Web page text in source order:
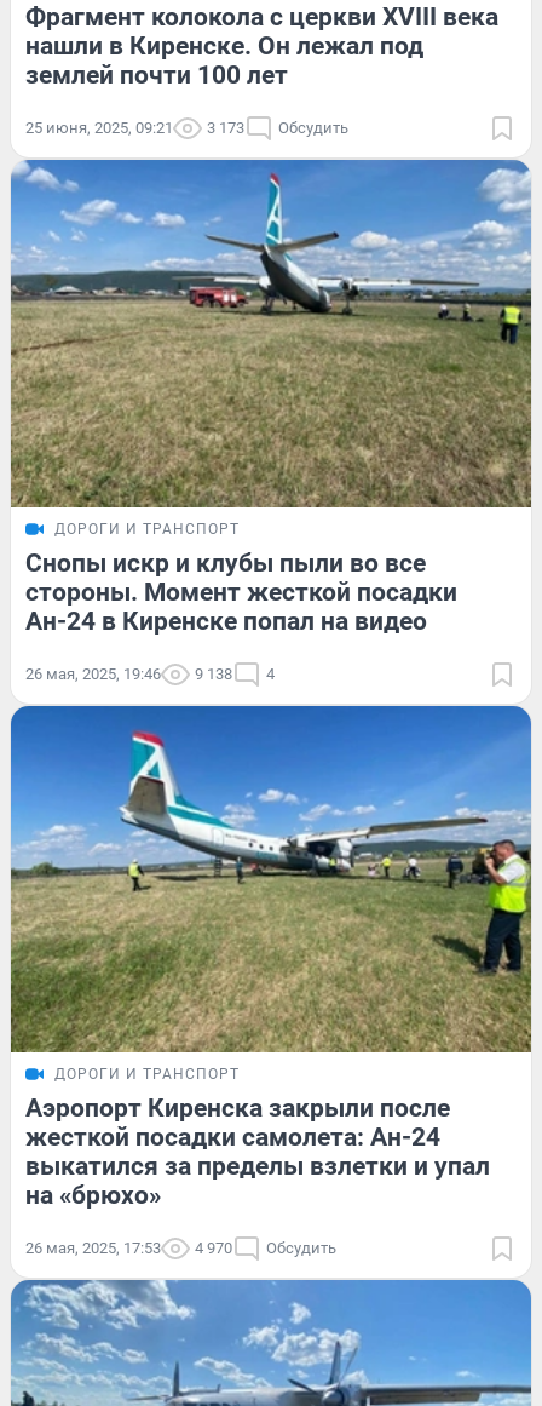
Фрагмент колокола с церкви XVIII века
нашли в Киренске. Он лежал под
землей почти 100 лет
25 июня, 2025, 09:21 3 173 Обсудить
ДОРОГИ И ТРАНСПОРТ
Снопы искр и клубы пыли во все
стороны. Момент жесткой посадки
Ан-24 в Киренске попал на видео
26 мая, 2025, 19:46 9 138 4
ДОРОГИ И ТРАНСПОРТ
Аэропорт Киренска закрыли после
жесткой посадки самолета: Ан-24
выкатился за пределы взлетки и упал
на «брюхо»
26 мая, 2025, 17:53 4 970 Обсудить